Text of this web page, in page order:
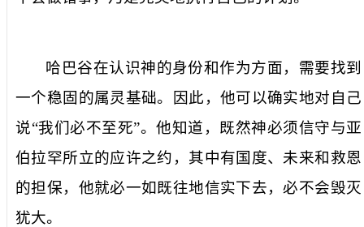
哈巴谷在认识神的身份和作为方面，需要找到
一个稳固的属灵基础。因此，他可以确实地对自己
说“我们必不至死”。他知道，既然神必须信守与亚
伯拉罕所立的应许之约，其中有国度、未来和救恩
的担保，他就必一如既往地信实下去，必不会毁灭
犹大。